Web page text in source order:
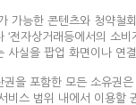
가능한 콘텐츠와 청약
전자상거래등에서의 소
사실을 팝업 화면이나 연
을 포함한 모든 소유권
비스 범위 내에서 이용